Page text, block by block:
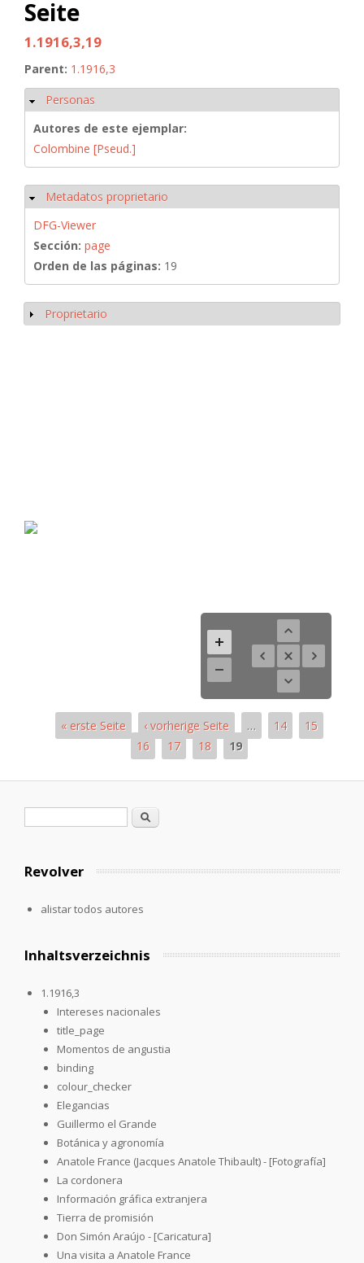
Seite
1.1916,3,19
Parent: 1.1916,3
Ocultar
Personas
Autores de este ejemplar:
Colombine [Pseud.]
Ocultar
Metadatos proprietario
DFG-Viewer
Sección: page
Orden de las páginas: 19
Mostrar
Proprietario
« erste Seite ‹ vorherige Seite … 14
15
16
17 18 19
Formulario de búsqueda
Buscar
Revolver
alistar todos autores
Inhaltsverzeichnis
1.1916,3
Intereses nacionales
title_page
Momentos de angustia
binding
colour_checker
Elegancias
Guillermo el Grande
Botánica y agronomía
Anatole France (Jacques Anatole Thibault) - [Fotografía]
La cordonera
Información gráfica extranjera
Tierra de promisión
Don Simón Araújo - [Caricatura]
Una visita a Anatole France